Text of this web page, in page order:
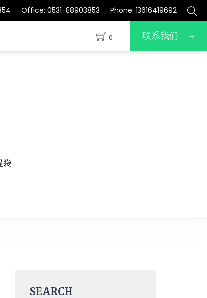
Office: 0531-88903853 Phone: 13616419692
0 联系我们
袋
SEARCH